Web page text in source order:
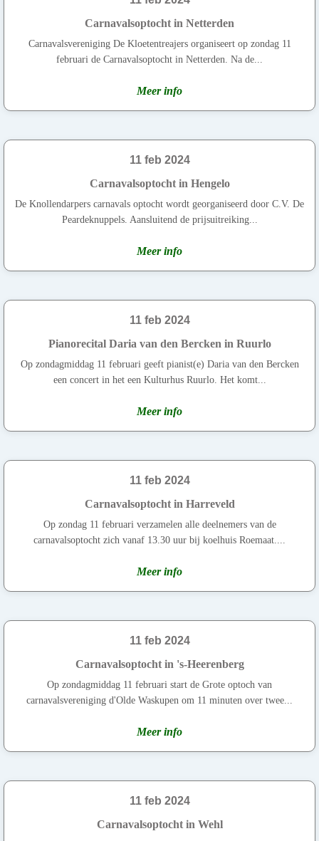
Carnavalsoptocht in Netterden
Carnavalsvereniging De Kloetentreajers organiseert op zondag 11
februari de Carnavalsoptocht in Netterden. Na de...
Meer info
11 feb 2024
Carnavalsoptocht in Hengelo
De Knollendarpers carnavals optocht wordt georganiseerd door C.V. De
Peardeknuppels. Aansluitend de prijsuitreiking...
Meer info
11 feb 2024
Pianorecital Daria van den Bercken in Ruurlo
Op zondagmiddag 11 februari geeft pianist(e) Daria van den Bercken
een concert in het een Kulturhus Ruurlo. Het komt...
Meer info
11 feb 2024
Carnavalsoptocht in Harreveld
Op zondag 11 februari verzamelen alle deelnemers van de
carnavalsoptocht zich vanaf 13.30 uur bij koelhuis Roemaat....
Meer info
11 feb 2024
Carnavalsoptocht in 's-Heerenberg
Op zondagmiddag 11 februari start de Grote optoch van
carnavalsvereniging d'Olde Waskupen om 11 minuten over twee...
Meer info
11 feb 2024
Carnavalsoptocht in Wehl